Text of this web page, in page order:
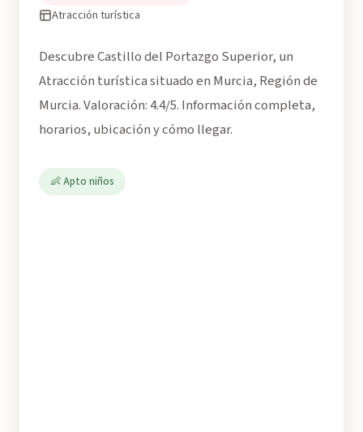
Atracción turística
Descubre Castillo del Portazgo Superior, un
Atracción turística situado en Murcia, Región de
Murcia. Valoración: 4.4/5. Información completa,
horarios, ubicación y cómo llegar.
👶 Apto niños